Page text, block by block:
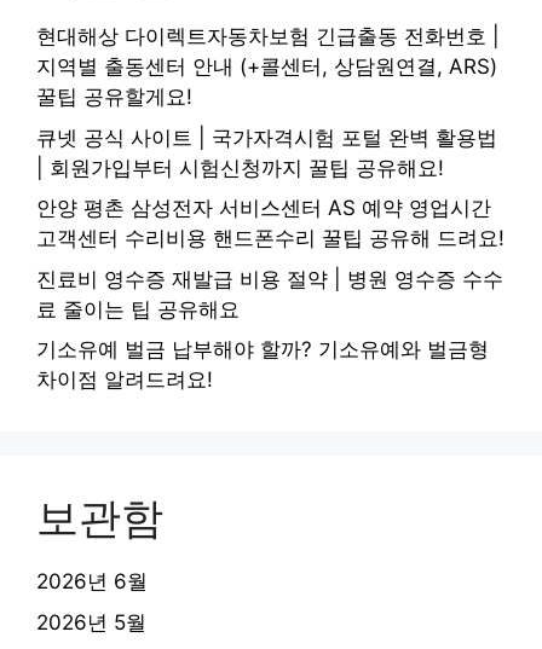
현대해상 다이렉트자동차보험 긴급출동 전화번호 |
지역별 출동센터 안내 (+콜센터, 상담원연결, ARS)
꿀팁 공유할게요!
큐넷 공식 사이트 | 국가자격시험 포털 완벽 활용법
| 회원가입부터 시험신청까지 꿀팁 공유해요!
안양 평촌 삼성전자 서비스센터 AS 예약 영업시간
고객센터 수리비용 핸드폰수리 꿀팁 공유해 드려요!
진료비 영수증 재발급 비용 절약 | 병원 영수증 수수
료 줄이는 팁 공유해요
기소유예 벌금 납부해야 할까? 기소유예와 벌금형
차이점 알려드려요!
보관함
2026년 6월
2026년 5월